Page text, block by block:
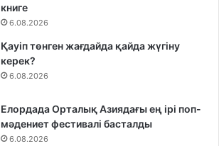
книге
6.08.2026
Қауіп төнген жағдайда қайда жүгіну
керек?
6.08.2026
Елордада Орталық Азиядағы ең ірі поп-
мәдениет фестивалі басталды
6.08.2026